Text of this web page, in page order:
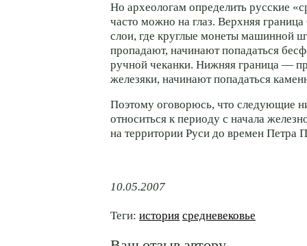
Но археологам определить русские
часто можно на глаз. Верхняя
слои, где круглые монеты машинной
пропадают, начинают попадаться
ручной чеканки. Нижняя граница —
железяки, начинают попадаться
Поэтому оговорюсь, что следующие
относиться к периоду с начала
на территории Руси до времен Петра
10.05.2007
Теги: история средневековье